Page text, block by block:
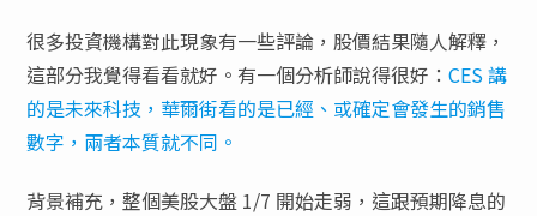
很多投資機構對此現象有一些評論，股價結果隨人解釋，
這部分我覺得看看就好。有一個分析師說得很好： CES 講
的是未來科技，華爾街看的是已經、或確定會發生的銷售
數字，兩者本質就不同。
背景補充，整個美股大盤 1/7 開始走弱，這跟預期降息的